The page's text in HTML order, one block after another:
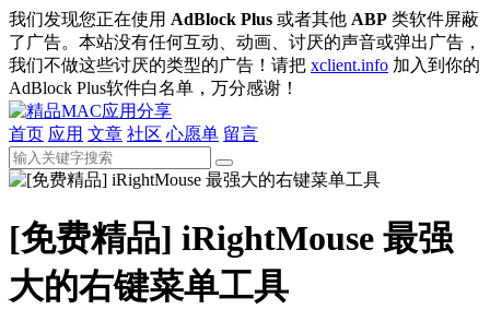
我们发现您正在使用 AdBlock Plus 或者其他 ABP 类软件屏蔽
了广告。本站没有任何互动、动画、讨厌的声音或弹出广告，
我们不做这些讨厌的类型的广告！请把 xclient.info 加入到你的
AdBlock Plus软件白名单，万分感谢！
首页 应用 文章 社区 心愿单 留言
[免费精品] iRightMouse 最强
大的右键菜单工具